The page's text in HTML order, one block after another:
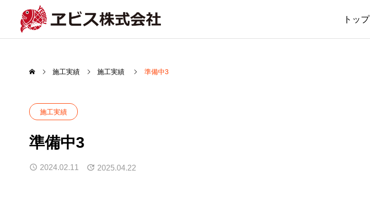
トップ
施工実績 施工実績 準備中3
施工実績
準備中3
2024.02.11 2025.04.22